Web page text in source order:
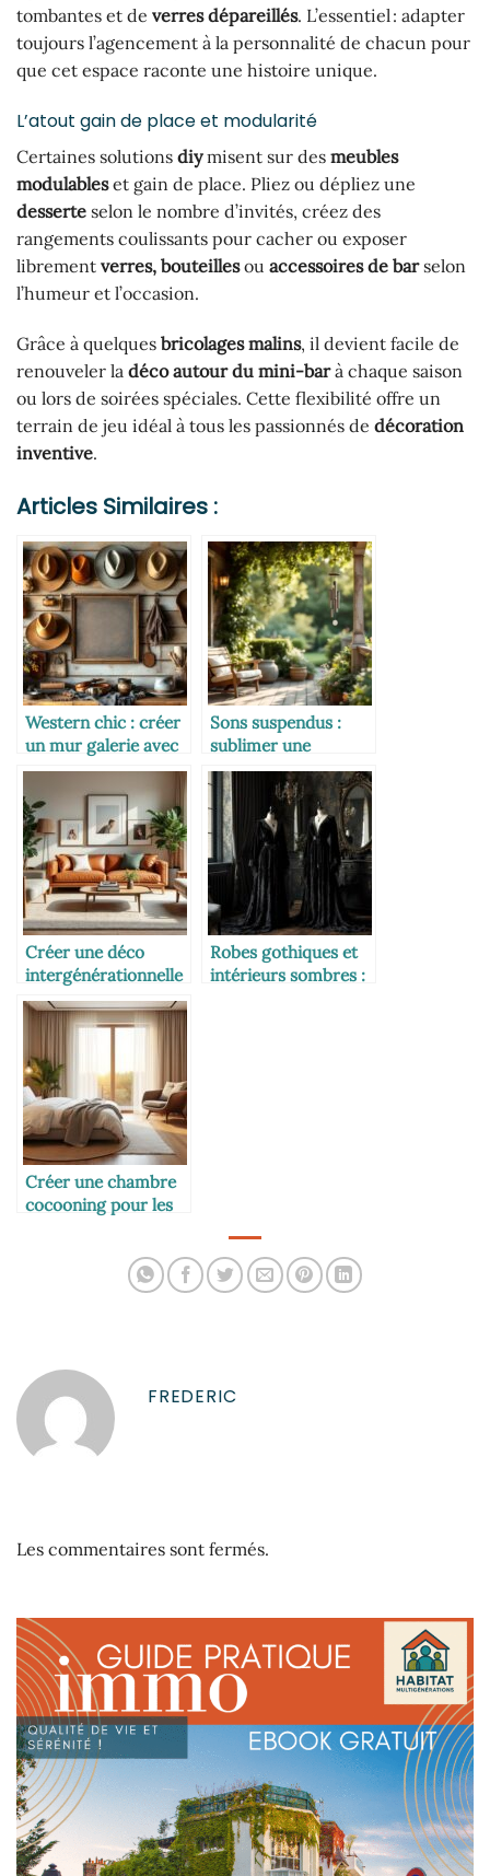
tombantes et de verres dépareillés. L’essentiel : adapter
toujours l’agencement à la personnalité de chacun pour
que cet espace raconte une histoire unique.
L’atout gain de place et modularité
Certaines solutions diymisent sur des meubles
modulableset gain de place. Pliez ou dépliez une
desserte selon le nombre d’invités, créez des
rangements coulissants pour cacher ou exposer
librement verres, bouteillesou accessoires de barselon
l’humeur et l’occasion.
Grâce à quelques bricolages malins, il devient facile de
renouveler la déco autour du mini-barà chaque saison
ou lors de soirées spéciales. Cette flexibilité offre un
terrain de jeu idéal à tous les passionnés de décoration
inventive.
Articles Similaires :
Western chic : créer
un mur galerie avec
des chapeaux et
accessoires de
cowboy
Sons suspendus :
sublimer une
véranda ou un patio
avec un carillon à
vent
Créer une déco
intergénérationnelle
sans fausse note
Robes gothiques et
intérieurs sombres :
Créer une chambre
cocooning pour les
FREDERIC
Les commentaires sont fermés.